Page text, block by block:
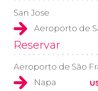
San Jose
Aeroporto de
Reservar
Aeroporto de São
Napa